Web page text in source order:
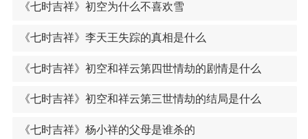
《七时吉祥》初空为什么不喜欢雪
《七时吉祥》李天王失踪的真相是什么
《七时吉祥》初空和祥云第四世情劫的剧情是什么
《七时吉祥》初空和祥云第三世情劫的结局是什么
《七时吉祥》杨小祥的父母是谁杀的